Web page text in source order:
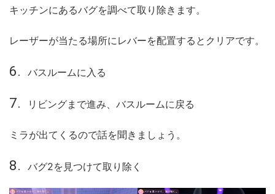
キッチンにあるバグを調べて取り除きます。
レーザーが当たる場所にレバーを配置するとクリアです。
バスルームに入る
リビングまで進み、バスルームに戻る
ミラが出てくるので話を聞きましょう。
バグ2を見つけて取り除く